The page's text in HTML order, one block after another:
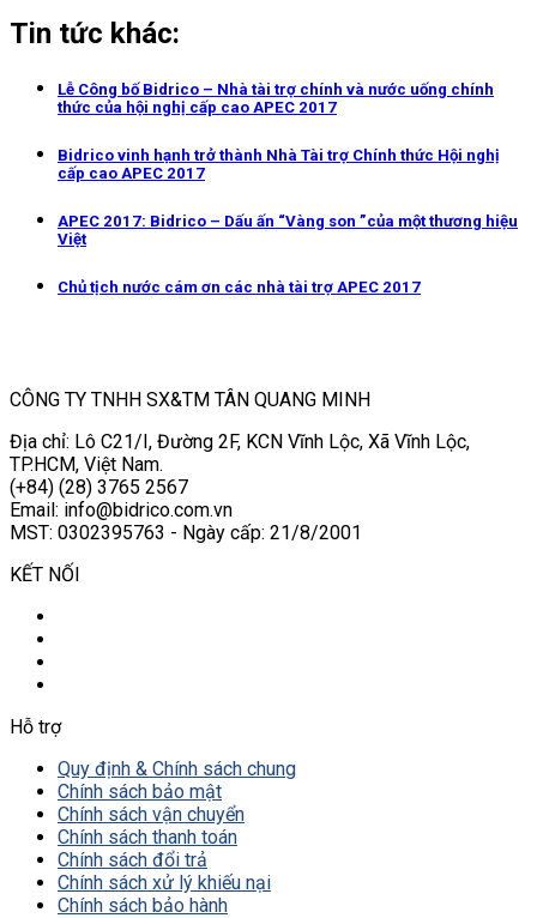
Tin tức khác:
Lễ Công bố Bidrico – Nhà tài trợ chính và nước uống chính
thức của hội nghị cấp cao APEC 2017
Bidrico vinh hạnh trở thành Nhà Tài trợ Chính thức Hội nghị
cấp cao APEC 2017
APEC 2017: Bidrico – Dấu ấn “Vàng son ”của một thương hiệu
Việt
Chủ tịch nước cám ơn các nhà tài trợ APEC 2017
CÔNG TY TNHH SX&TM TÂN QUANG MINH
Địa chỉ: Lô C21/I, Đường 2F, KCN Vĩnh Lộc, Xã Vĩnh Lộc,
TP.HCM, Việt Nam.
(+84) (28) 3765 2567
Email: info@bidrico.com.vn
MST: 0302395763 - Ngày cấp: 21/8/2001
KẾT NỐI
Hỗ trợ
Quy định & Chính sách chung
Chính sách bảo mật
Chính sách vận chuyển
Chính sách thanh toán
Chính sách đổi trả
Chính sách xử lý khiếu nại
Chính sách bảo hành